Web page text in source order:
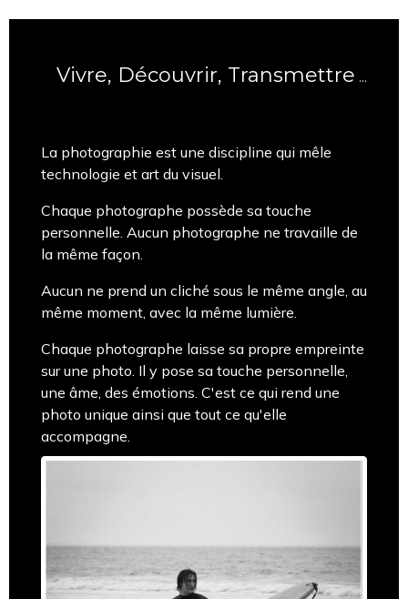
Vivre, Découvrir, Transmettre ...
La photographie est une discipline qui mêle
technologie et art du visuel.
Chaque photographe possède sa touche
personnelle. Aucun photographe ne travaille de
la même façon.
Aucun ne prend un cliché sous le même angle, au
même moment, avec la même lumière.
Chaque photographe laisse sa propre empreinte
sur une photo. Il y pose sa touche personnelle,
une âme, des émotions. C'est ce qui rend une
photo unique ainsi que tout ce qu'elle
accompagne.